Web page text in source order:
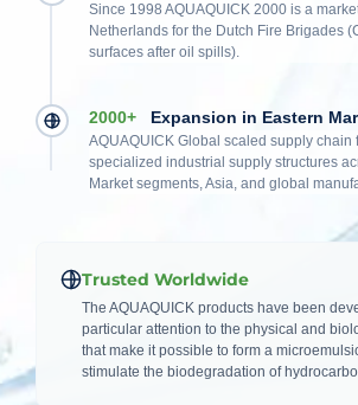
Since 1998 AQUAQUICK 2000 is a
Netherlands for the Dutch Fire Brigades
surfaces after oil spills).
2000+ Expansion in Eastern
AQUAQUICK Global scaled supply chain
specialized industrial supply structures
Market segments, Asia, and global
Trusted Worldwide
The AQUAQUICK products have been
particular attention to the physical and
that make it possible to form a
stimulate the biodegradation of